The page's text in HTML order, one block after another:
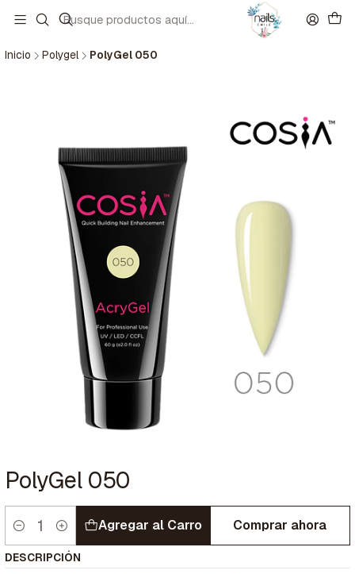
Inicio Polygel PolyGel 050
PolyGel 050
Cantidad
Agregar al Carro Comprar ahora
DESCRIPCIÓN